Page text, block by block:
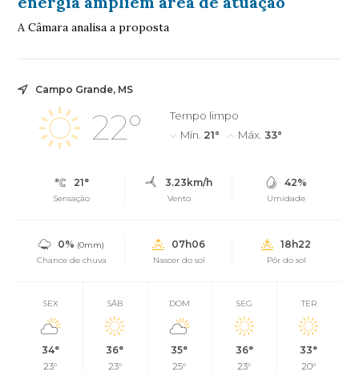
A Câmara analisa a proposta
Campo Grande, MS
22°
Tempo limpo
Mín. 21° Máx. 33°
21°
Sensação
3.23km/h
Vento
42%
Umidade
0% (0mm)
Chance de chuva
07h06
Nascer do sol
18h22
Pôr do sol
SEX
34°
23°
SÁB
36°
23°
DOM
35°
25°
SEG
36°
23°
TER
33°
20°